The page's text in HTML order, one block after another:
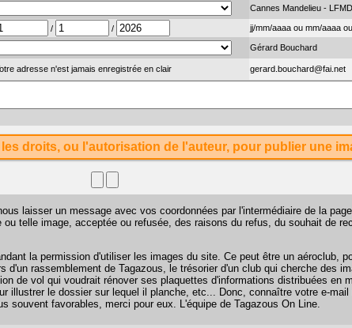
Cannes Mandelieu - LFMD
/ / jj/mm/aaaa ou mm/aaaa
Gérard Bouchard
adresse n'est jamais enregistrée en clair gerard.bouchard@fai.net
droits, ou l'autorisation de l'auteur, pour publier une
laisser un message avec vos coordonnées par l'intermédiaire de la page
telle image, acceptée ou refusée, des raisons du refus, du souhait de
la permission d'utiliser les images du site. Ce peut être un aéroclub,
rassemblement de Tagazous, le trésorier d'un club qui cherche des
de vol qui voudrait rénover ses plaquettes d'informations distribuées en
illustrer le dossier sur lequel il planche, etc... Donc, connaître votre e-
souvent favorables, merci pour eux. L'équipe de Tagazous On Line.